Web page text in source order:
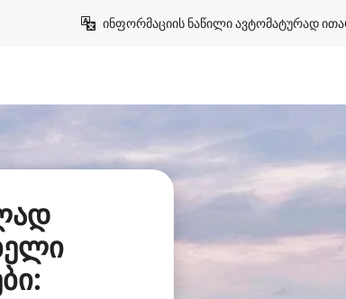
ინფორმაციის ნაწილი ავტომატურად